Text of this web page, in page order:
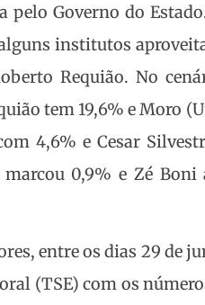
Governo do
institutos
Requião. No
tem 19,6% e Moro
4,6% e Cesar
0,9% e Zé Boni
entre os dias 29 de
(TSE) com os